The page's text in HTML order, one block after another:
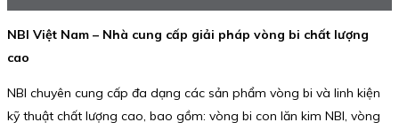
NBI Việt Nam – Nhà cung cấp giải pháp vòng bi chất lượng
cao
NBI chuyên cung cấp đa dạng các sản phẩm vòng bi và linh kiện
kỹ thuật chất lượng cao, bao gồm: vòng bi con lăn kim NBI, vòng